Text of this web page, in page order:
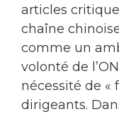
articles
chaîne
comme un
volonté de
nécessité de «
dirigeants.